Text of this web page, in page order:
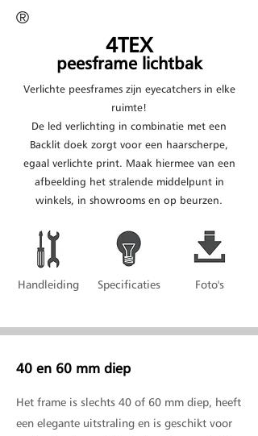
®
4TEX
peesframe lichtbak
Verlichte peesframes zijn eyecatchers in elke
ruimte!
De led verlichting in combinatie met een
Backlit doek zorgt voor een haarscherpe,
egaal verlichte print. Maak hiermee van een
afbeelding het stralende middelpunt in
winkels, in showrooms en op beurzen.
Handleiding Specificaties Foto's
40 en 60 mm diep
Het frame is slechts 40 of 60 mm diep, heeft
een elegante uitstraling en is geschikt voor